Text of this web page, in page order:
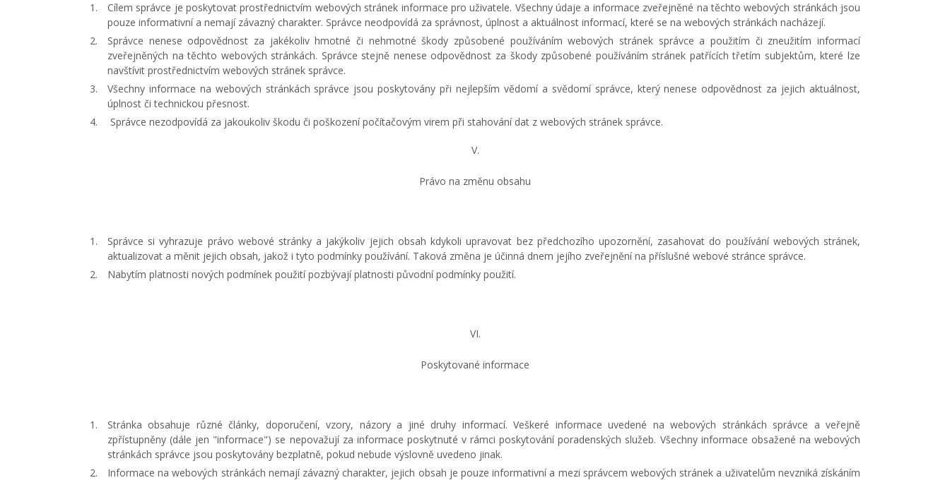
Cílem správce je poskytovat prostřednictvím webových stránek informace pro uživatele. Všechny údaje a informace zveřejněné na těchto webových stránkách jsou
pouze informativní a nemají závazný charakter. Správce neodpovídá za správnost, úplnost a aktuálnost informací, které se na webových stránkách nacházejí.
Správce nenese odpovědnost za jakékoliv hmotné či nehmotné škody způsobené používáním webových stránek správce a použitím či zneužitím informací
zveřejněných na těchto webových stránkách. Správce stejně nenese odpovědnost za škody způsobené používáním stránek patřících třetím subjektům, které lze
navštívit prostřednictvím webových stránek správce.
Všechny informace na webových stránkách správce jsou poskytovány při nejlepším vědomí a svědomí správce, který nenese odpovědnost za jejich aktuálnost,
úplnost či technickou přesnost.
Správce nezodpovídá za jakoukoliv škodu či poškození počítačovým virem při stahování dat z webových stránek správce.
V.
Právo na změnu obsahu
Správce si vyhrazuje právo webové stránky a jakýkoliv jejich obsah kdykoli upravovat bez předchozího upozornění, zasahovat do používání webových stránek,
aktualizovat a měnit jejich obsah, jakož i tyto podmínky používání. Taková změna je účinná dnem jejího zveřejnění na příslušné webové stránce správce.
Nabytím platnosti nových podmínek použití pozbývají platnosti původní podmínky použití.
VI.
Poskytované informace
Stránka obsahuje různé články, doporučení, vzory, názory a jiné druhy informací. Veškeré informace uvedené na webových stránkách správce a veřejně
zpřístupněny (dále jen "informace") se nepovažují za informace poskytnuté v rámci poskytování poradenských služeb. Všechny informace obsažené na webových
stránkách správce jsou poskytovány bezplatně, pokud nebude výslovně uvedeno jinak.
Informace na webových stránkách nemají závazný charakter, jejich obsah je pouze informativní a mezi správcem webových stránek a uživatelům nevzniká získáním